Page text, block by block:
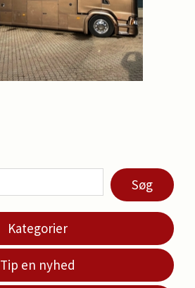
Søg
Kategorier
Tip en nyhed